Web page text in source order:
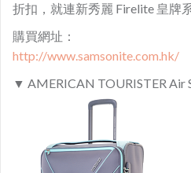
折扣，就連新秀麗 Firelite 皇牌
購買網址：
http://www.samsonite.com.hk/
▼ AMERICAN TOURISTER Air